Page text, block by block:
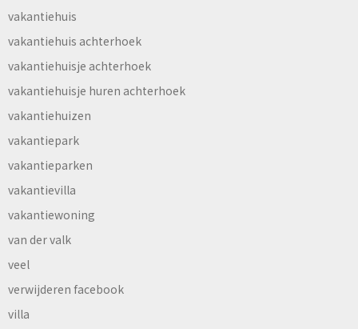
vakantiehuis
vakantiehuis achterhoek
vakantiehuisje achterhoek
vakantiehuisje huren achterhoek
vakantiehuizen
vakantiepark
vakantieparken
vakantievilla
vakantiewoning
van der valk
veel
verwijderen facebook
villa